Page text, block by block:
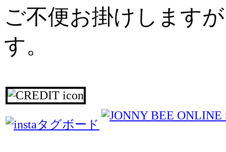
ご不便お掛けします
す。